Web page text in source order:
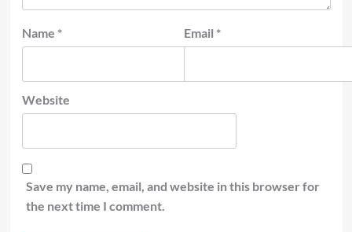
Name * Email *
Website
Save my name, email, and website in this browser for
the next time I comment.